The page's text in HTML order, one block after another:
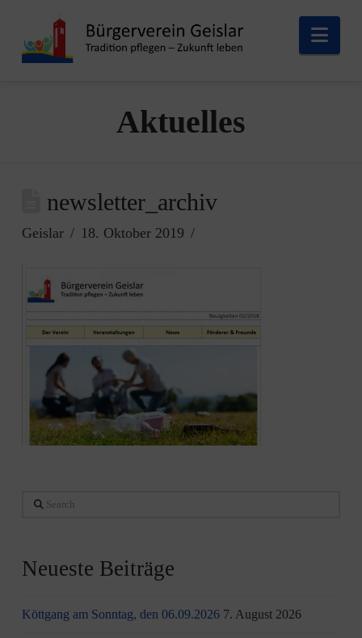
Aktuelles
newsletter_archiv
Geislar 18. Oktober 2019
Search
Neueste Beiträge
Köttgang am Sonntag, den 06.09.2026 7. August 2026